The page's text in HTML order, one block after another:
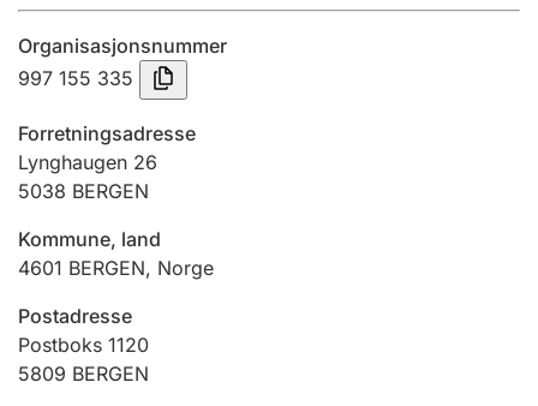
Innsending og forsinkelsesgebyr
Tinglysing
Jeger
Ektepaktveileder
Organisasjonsnummer
997 155 335
Forretningsadresse
Lynghaugen 26
5038 BERGEN
Kommune, land
4601 BERGEN, Norge
Postadresse
Postboks 1120
5809 BERGEN